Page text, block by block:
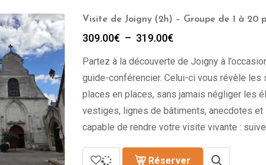
Visite de Joigny (2h) – Groupe de 1 à 20
309.00€ – 319.00€
prix :
309.00€
à
319.00€
Partez à la découverte de Joigny à
guide-conférencier. Celui-ci vous révèle
places en places, sans jamais négliger les
vestiges, lignes de bâtiments, anecdotes
capable de rendre votre visite vivante :
Réserver